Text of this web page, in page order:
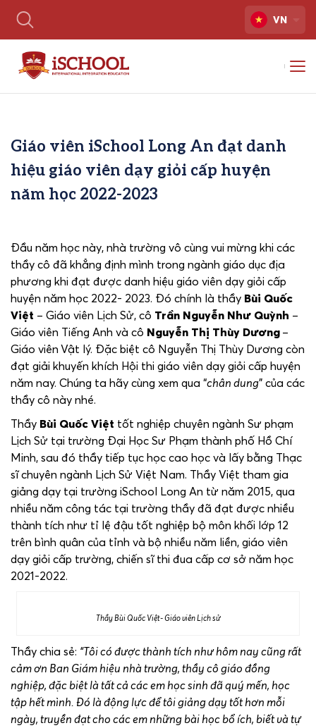
VN
Giáo viên iSchool Long An đạt danh
hiệu giáo viên dạy giỏi cấp huyện
năm học 2022-2023
Đầu năm học này, nhà trường vô cùng vui mừng khi các
thầy cô đã khẳng định mình trong ngành giáo dục địa
phương khi đạt được danh hiệu giáo viên dạy giỏi cấp
huyện năm học 2022- 2023. Đó chính là thầy Bùi Quốc
Việt – Giáo viên Lịch Sử, cô Trần Nguyễn Như Quỳnh –
Giáo viên Tiếng Anh và cô Nguyễn Thị Thùy Dương –
Giáo viên Vật lý. Đặc biệt cô Nguyễn Thị Thùy Dương còn
đạt giải khuyến khích Hội thi giáo viên dạy giỏi cấp huyện
năm nay. Chúng ta hãy cùng xem qua “chân dung” của các
thầy cô này nhé.
Thầy Bùi Quốc Việt tốt nghiệp chuyên ngành Sư phạm
Lịch Sử tại trường Đại Học Sư Phạm thành phố Hồ Chí
Minh, sau đó thầy tiếp tục học cao học và lấy bằng Thạc
sĩ chuyên ngành Lịch Sử Việt Nam. Thầy Việt tham gia
giảng dạy tại trường iSchool Long An từ năm 2015, qua
nhiều năm công tác tại trường thầy đã đạt được nhiều
thành tích như tỉ lệ đậu tốt nghiệp bộ môn khối lớp 12
trên bình quân của tỉnh và bộ nhiều năm liền, giáo viên
dạy giỏi cấp trường, chiến sĩ thi đua cấp cơ sở năm học
2021-2022.
Thầy Bùi Quốc Việt- Giáo viên Lịch sử
Thầy chia sẻ: “Tôi có được thành tích như hôm nay cũng rất
cảm ơn Ban Giám hiệu nhà trường, thầy cô giáo đồng
nghiệp, đặc biệt là tất cả các em học sinh đã quý mến, học
tập hết mình. Đó là động lực để tôi giảng dạy tốt hơn mỗi
ngày, truyền đạt cho các em những bài học bổ ích, biết và tự